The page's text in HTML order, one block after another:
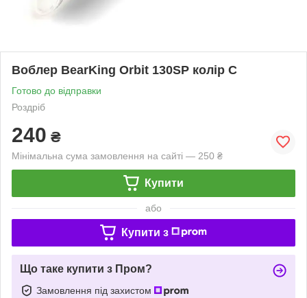
Воблер BearKing Orbit 130SP колір C
Готово до відправки
Роздріб
240 ₴
Мінімальна сума замовлення на сайті — 250 ₴
Купити
або
Купити з
Що таке купити з Пром?
Замовлення під захистом